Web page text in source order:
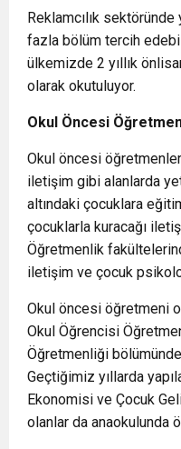
Reklamcılık
fazla bölüm tercih
ülkemizde 2 yıllık
olarak okutuluyor.
Okul Öncesi
Okul öncesi
iletişim gibi alanlarda
altındaki çocuklara
çocuklarla kuracağı
Öğretmenlik
iletişim ve çocuk
Okul öncesi öğretmeni
Okul Öğrencisi
Öğretmenliği
Geçtiğimiz yıllarda
Ekonomisi ve Çocuk
olanlar da anaokulunda